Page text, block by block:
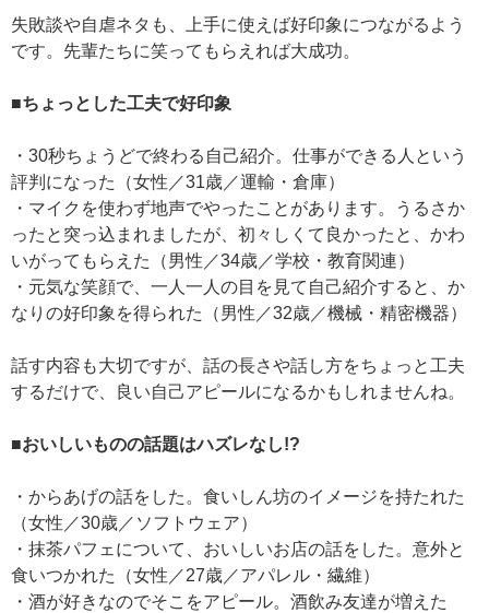
失敗談や自虐ネタも、上手に使えば好印象につながるよう
です。先輩たちに笑ってもらえれば大成功。
■ちょっとした工夫で好印象
・30秒ちょうどで終わる自己紹介。仕事ができる人という
評判になった（女性／31歳／運輸・倉庫）
・マイクを使わず地声でやったことがあります。うるさか
ったと突っ込まれましたが、初々しくて良かったと、かわ
いがってもらえた（男性／34歳／学校・教育関連）
・元気な笑顔で、一人一人の目を見て自己紹介すると、か
なりの好印象を得られた（男性／32歳／機械・精密機器）
話す内容も大切ですが、話の長さや話し方をちょっと工夫
するだけで、良い自己アピールになるかもしれませんね。
■おいしいものの話題はハズレなし!?
・からあげの話をした。食いしん坊のイメージを持たれた
（女性／30歳／ソフトウェア）
・抹茶パフェについて、おいしいお店の話をした。意外と
食いつかれた（女性／27歳／アパレル・繊維）
・酒が好きなのでそこをアピール。酒飲み友達が増えた